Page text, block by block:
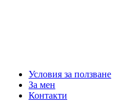
Условия за ползване
За мен
Контакти